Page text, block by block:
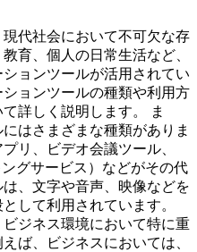
代社会において不可欠な存
育、個人の日常生活など、
ョンツールが活用されてい
ョンツールの種類や利用方
詳しく説明します。 ま
はさまざまな種類がありま
リ、ビデオ会議ツール、
グサービス）などがその代
、文字や音声、映像などを
して利用されています。
ジネス環境において特に重
ば、ビジネスにおいては、